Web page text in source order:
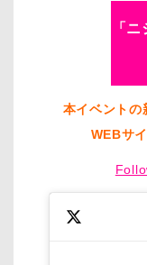
「
本イベントの
WEBサ